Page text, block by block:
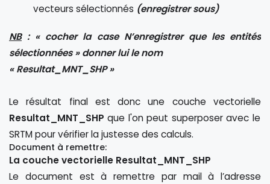
vecteurs sélectionnés (enregistrer sous)
NB: « cocher la case N’enregistrer que les entités
sélectionnées » donner lui le nom
« Resultat_MNT_SHP »
Le résultat final est donc une couche vectorielle
Resultat_MNT_SHP que l'on peut superposer avec le
SRTM pour vérifier la justesse des calculs.
Document à remettre:
La couche vectorielle Resultat_MNT_SHP
Le document est à remettre par mail à l’adresse